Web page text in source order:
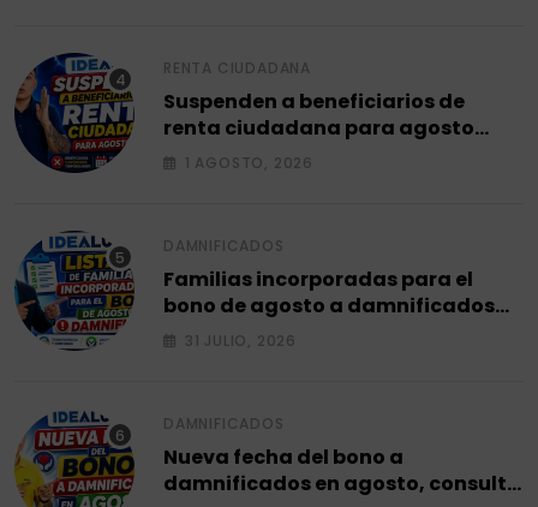
RENTA CIUDADANA
Suspenden a beneficiarios de
renta ciudadana para agosto
2026.
1 AGOSTO, 2026
DAMNIFICADOS
Familias incorporadas para el
bono de agosto a damnificados
2026.
31 JULIO, 2026
DAMNIFICADOS
Nueva fecha del bono a
damnificados en agosto, consulta